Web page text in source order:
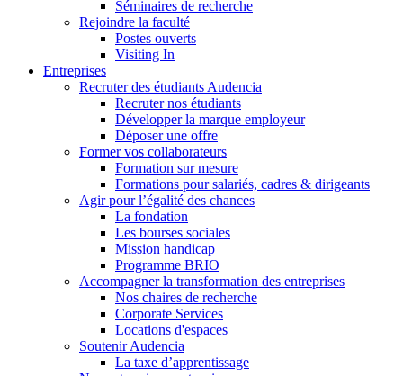
Séminaires de recherche
Rejoindre la faculté
Postes ouverts
Visiting In
Entreprises
Recruter des étudiants Audencia
Recruter nos étudiants
Développer la marque employeur
Déposer une offre
Former vos collaborateurs
Formation sur mesure
Formations pour salariés, cadres & dirigeants
Agir pour l’égalité des chances
La fondation
Les bourses sociales
Mission handicap
Programme BRIO
Accompagner la transformation des entreprises
Nos chaires de recherche
Corporate Services
Locations d'espaces
Soutenir Audencia
La taxe d’apprentissage